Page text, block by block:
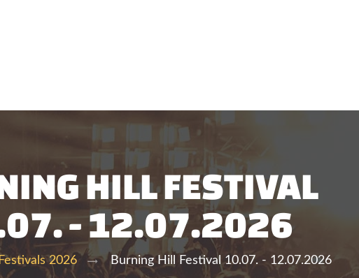
HILL FESTIVAL
- 12.07.2026
2026 Burning Hill Festival 10.07. - 12.07.2026